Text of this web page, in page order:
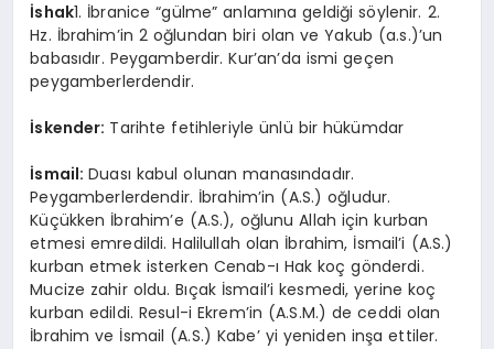
İshak1. İbranice “gülme” anlamına geldiği söylenir. 2.
Hz. İbrahim’in 2 oğlundan biri olan ve Yakub (a.s.)’un
babasıdır. Peygamberdir. Kur’an’da ismi geçen
peygamberlerdendir.
İskender: Tarihte fetihleriyle ünlü bir hükümdar
İsmail:Duası kabul olunan manasındadır.
Peygamberlerdendir. İbrahim’in (A.S.) oğludur.
Küçükken İbrahim’e (A.S.), oğlunu Allah için kurban
etmesi emredildi. Halilullah olan İbrahim, İsmail’i (A.S.)
kurban etmek isterken Cenab-ı Hak koç gönderdi.
Mucize zahir oldu. Bıçak İsmail’i kesmedi, yerine koç
kurban edildi. Resul-i Ekrem’in (A.S.M.) de ceddi olan
İbrahim ve İsmail (A.S.) Kabe’ yi yeniden inşa ettiler.